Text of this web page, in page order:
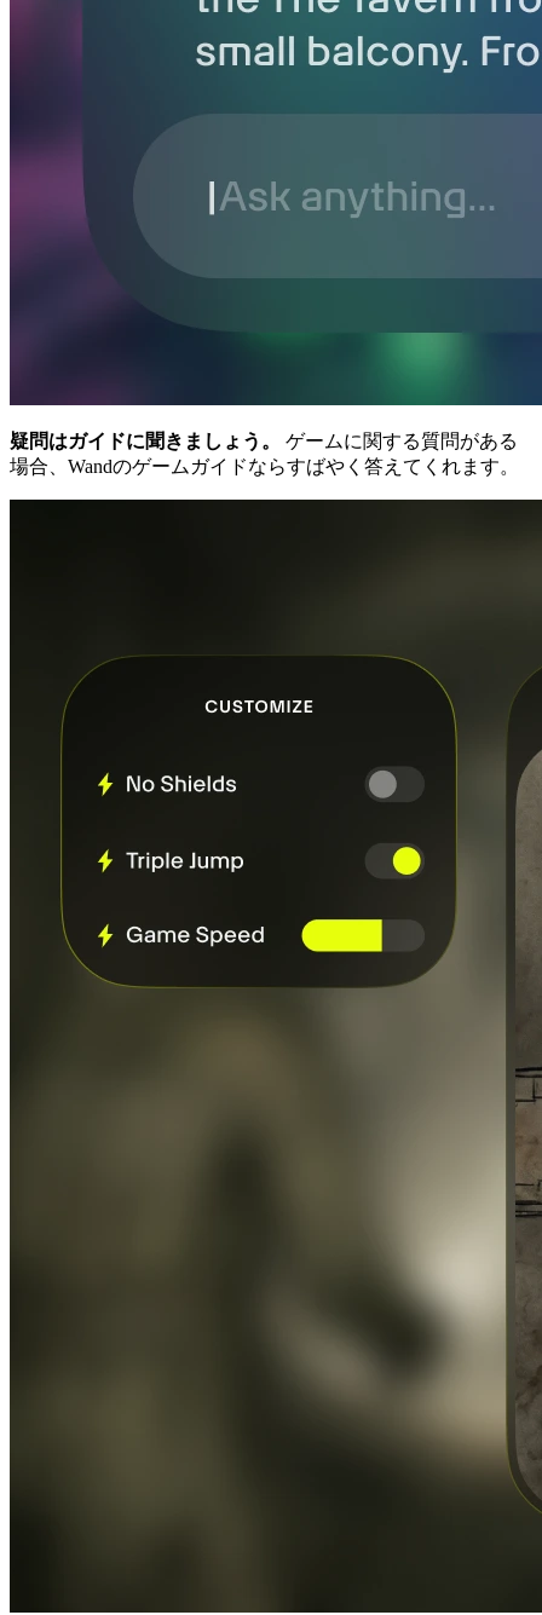
疑問はガイドに聞きましょう。
ゲームに関する質問がある
場合、Wandのゲームガイドならすばやく答えてくれます。